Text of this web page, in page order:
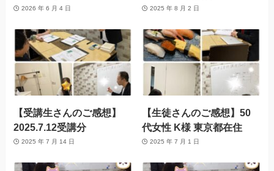
2026 年 6 月 4 日 2025 年 8 月 2 日
【受講生さんのご感想】
2025.7.12受講分
2025 年 7 月 14 日
【生徒さんのご感想】50
代女性 K様 東京都在住
2025 年 7 月 1 日